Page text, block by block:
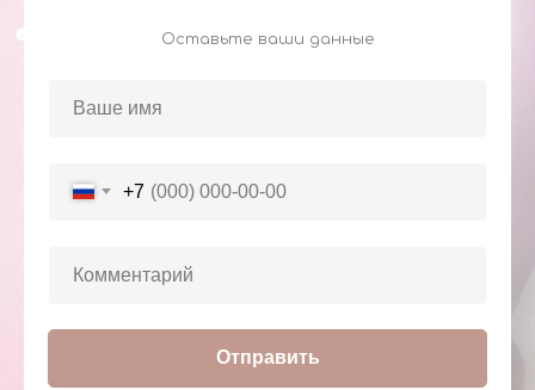
Оставьте ваши данные
+7
Отправить